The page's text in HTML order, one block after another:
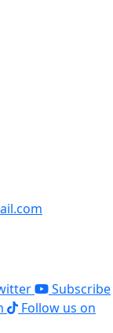
Subscribe
Follow us on